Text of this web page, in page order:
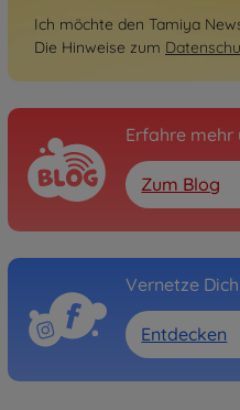
Ich möchte den Tamiya
Die Hinweise zum
Erfahre mehr
Zum Blog
Vernetze
Entdecken